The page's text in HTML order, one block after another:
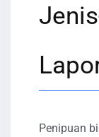
Penipuan